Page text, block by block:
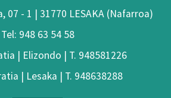
07 - 1 | 31770 LESAKA (Nafarroa)
Tel: 948 63 54 58
| Elizondo | T. 948581226
| Lesaka | T. 948638288